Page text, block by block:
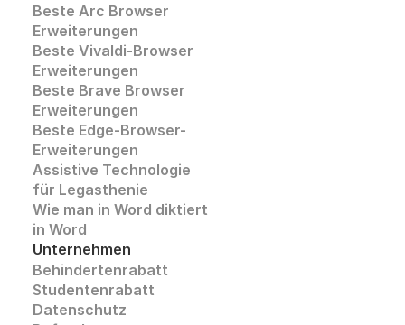
Beste Arc Browser
Erweiterungen
Beste Vivaldi-Browser
Erweiterungen
Beste Brave Browser
Erweiterungen
Beste Edge-Browser-
Erweiterungen
Assistive Technologie
für Legasthenie
Wie man in Word diktiert
in Word
Unternehmen
Behindertenrabatt
Studentenrabatt
Datenschutz